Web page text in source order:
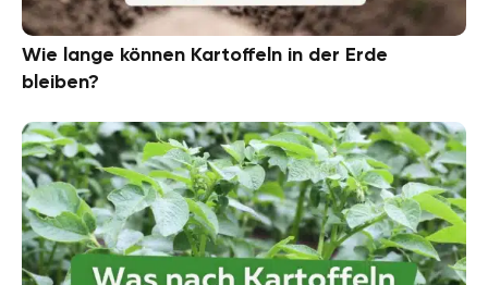
Wie lange können Kartoffeln in der Erde
bleiben?